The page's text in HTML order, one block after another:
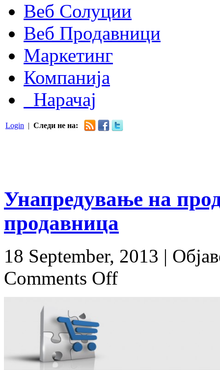
Веб Солуции
Веб Продавници
Маркетинг
Компанија
Нарачај
Login | Следи не на:
Унапредување на
продавница
18 September, 2013 |
Comments Off